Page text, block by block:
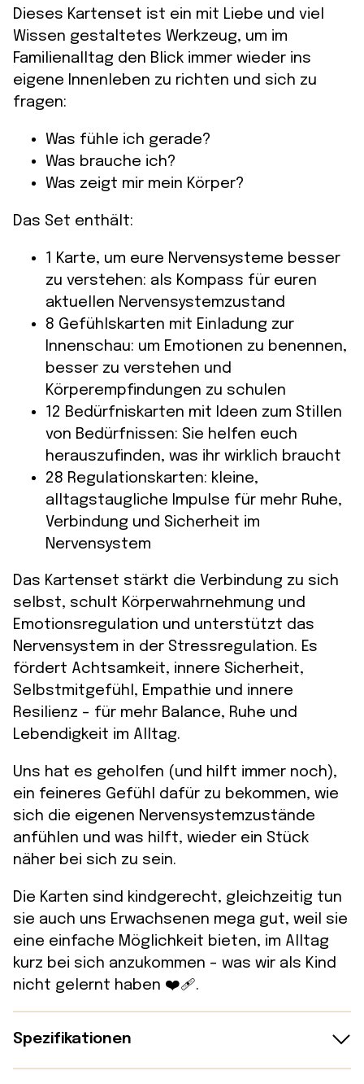
Dieses Kartenset ist ein mit Liebe und viel
Wissen gestaltetes Werkzeug, um im
Familienalltag den Blick immer wieder ins
eigene Innenleben zu richten und sich zu
fragen:
Was fühle ich gerade?
Was brauche ich?
Was zeigt mir mein Körper?
Das Set enthält:
1 Karte, um eure Nervensysteme besser
zu verstehen: als Kompass für euren
aktuellen Nervensystemzustand
8 Gefühlskarten mit Einladung zur
Innenschau: um Emotionen zu benennen,
besser zu verstehen und
Körperempfindungen zu schulen
12 Bedürfniskarten mit Ideen zum Stillen
von Bedürfnissen: Sie helfen euch
herauszufinden, was ihr wirklich braucht
28 Regulationskarten: kleine,
alltagstaugliche Impulse für mehr Ruhe,
Verbindung und Sicherheit im
Nervensystem
Das Kartenset stärkt die Verbindung zu sich
selbst, schult Körperwahrnehmung und
Emotionsregulation und unterstützt das
Nervensystem in der Stressregulation. Es
fördert Achtsamkeit, innere Sicherheit,
Selbstmitgefühl, Empathie und innere
Resilienz – für mehr Balance, Ruhe und
Lebendigkeit im Alltag.
Uns hat es geholfen (und hilft immer noch),
ein feineres Gefühl dafür zu bekommen, wie
sich die eigenen Nervensystemzustände
anfühlen und was hilft, wieder ein Stück
näher bei sich zu sein.
Die Karten sind kindgerecht, gleichzeitig tun
sie auch uns Erwachsenen mega gut, weil sie
eine einfache Möglichkeit bieten, im Alltag
kurz bei sich anzukommen – was wir als Kind
nicht gelernt haben ❤️‍🩹.
Spezifikationen